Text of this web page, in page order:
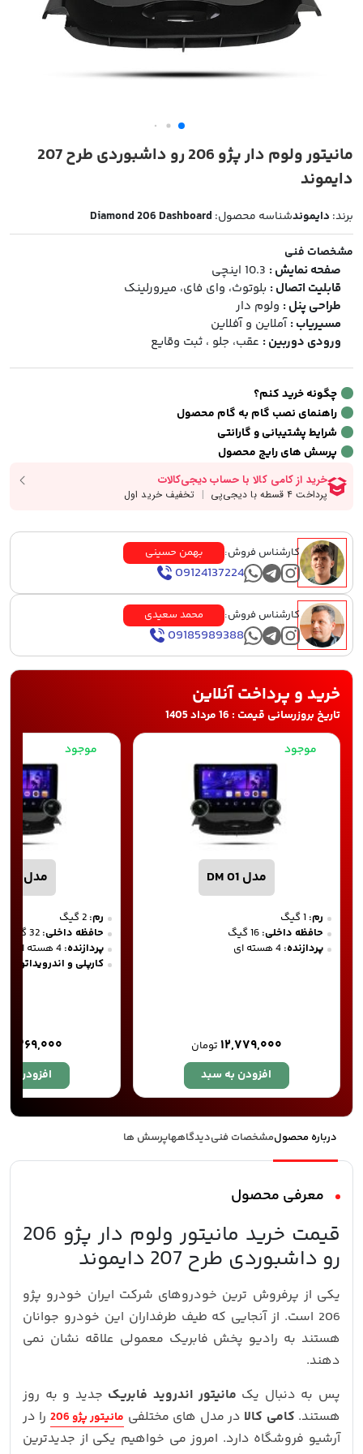
مانیتور ولوم دار پژو 206 رو داشبوردی طرح 207
دایموند
برند: دایموندشناسه محصول: Diamond 206 Dashboard
مشخصات فنی
صفحه نمایش : 10.3 اینچی
قابلیت اتصال : بلوتوث، وای فای، میرورلینک
طراحی پنل : ولوم دار
مسیریاب : آملاین و آفلاین
ورودی دوربین : عقب، جلو ، ثبت وقایع
چگونه خرید کنم؟
راهنمای نصب گام به گام محصول
شرایط پشتیبانی و گارانتی
پرسش های رایج محصول
کارشناس فروش: بهمن حسینی
09124137224
کارشناس فروش: محمد سعیدی
09185989388
خرید و پرداخت آنلاین
تاریخ بروزرسانی قیمت : 16 مرداد 1405
موجود
مدل DM 01
رم:
حافظه داخلی:
پردازنده:
۱۲,۷۷۹,۰۰۰ تومان
افزودن به سبد
موجود
مدل DM 02
رم: 2 گیگ
حافظه داخلی: 32 گیگ
پردازنده: 4 هسته ای
کارپلی و اندرویداتو
۱۶,۳۶۹,۰۰۰
افزودن
درباره محصولمشخصات فنیدیدگاههاپرسش ها
معرفی محصول
قیمت خرید مانیتور ولوم دار پژو 206
رو داشبوردی طرح 207 دایموند
یکی از پرفروش ترین خودروهای شرکت ایران خودرو پژو
206 است. از آنجایی که طیف طرفداران این خودرو جوانان
هستند به رادیو پخش فابریک معمولی علاقه نشان نمی
دهند.
پس به دنبال یک مانیتور اندروید فابریک جدید و به روز
هستند. کامی کالا در مدل های مختلفی مانیتور پژو 206
را در
آرشیو فروشگاه دارد. امروز می خواهیم یکی از جدیدترین